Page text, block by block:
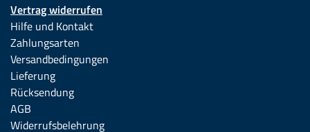
Vertrag widerrufen
Hilfe und Kontakt
Zahlungsarten
Versandbedingungen
Lieferung
Rücksendung
AGB
Widerrufsbelehrung